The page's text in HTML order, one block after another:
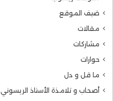
ضيف الموقع
مقالات
مشاركات
حوارات
ما قل و دل
أصحاب و تلامذة الأستاذ الريسوني